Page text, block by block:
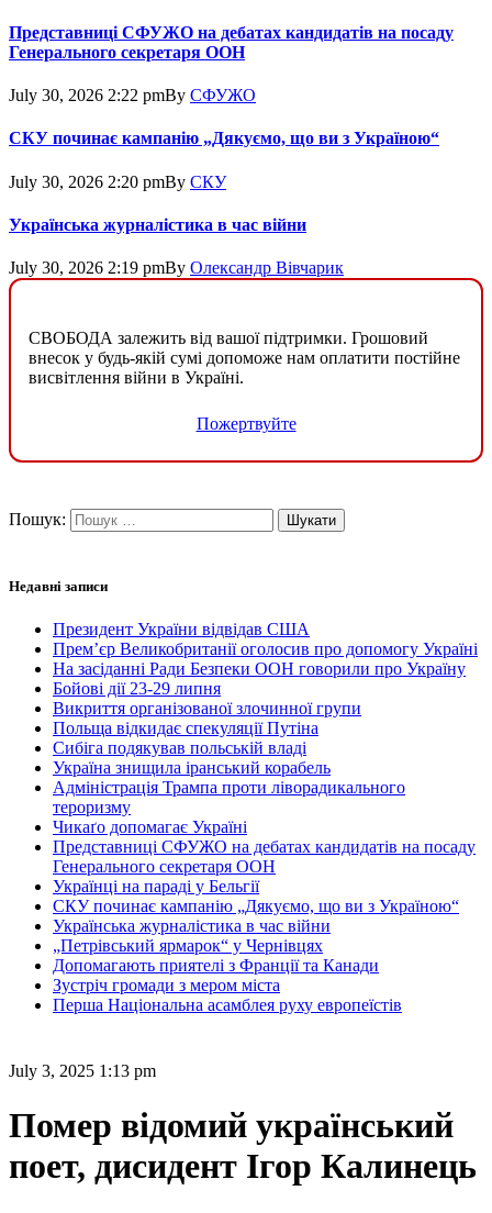
Представниці СФУЖО на дебатах кандидатів на посаду
Генерального секретаря ООН
July 30, 2026 2:22 pmBy СФУЖО
СКУ починає кампанію „Дякуємо, що ви з Україною“
July 30, 2026 2:20 pmBy СКУ
Українська журналістика в час війни
July 30, 2026 2:19 pmBy Олександр Вівчарик
СВОБОДА залежить від вашої підтримки. Грошовий
внесок у будь-якій сумі допоможе нам оплатити постійне
висвітлення війни в Україні.
Пожертвуйте
Пошук:
Недавні записи
Президент України відвідав США
Прем’єр Великобританії оголосив про допомогу Україні
На засіданні Ради Безпеки ООН говорили про Україну
Бойові дії 23-29 липня
Викриття організованої злочинної групи
Польща відкидає спекуляції Путіна
Сибіга подякував польській владі
Україна знищила іранський корабель
Адміністрація Трампа проти ліворадикального
тероризму
Чикаґо допомагає Україні
Представниці СФУЖО на дебатах кандидатів на посаду
Генерального секретаря ООН
Українці на параді у Бельгії
СКУ починає кампанію „Дякуємо, що ви з Україною“
Українська журналістика в час війни
„Петрівський ярмарок“ у Чернівцях
Допомагають приятелі з Франції та Канади
Зустріч громади з мером міста
Перша Національна асамблея руху европеїстів
July 3, 2025 1:13 pm
Помер відомий український
поет, дисидент Ігор Калинець